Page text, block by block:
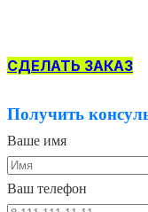
СДЕЛАТЬ ЗАКАЗ
Получить
Ваше имя
Ваш телефон